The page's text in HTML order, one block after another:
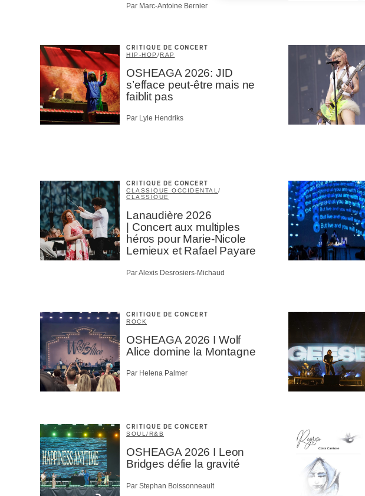
Par Marc-Antoine Bernier
CRITIQUE DE CONCERT
HIP-HOP /RAP
OSHEAGA 2026: JID
s’efface peut-être mais ne
faiblit pas
Par Lyle Hendriks
CRITIQUE DE CONCERT
CLASSIQUE OCCIDENTAL /
CLASSIQUE
Lanaudière 2026
| Concert aux multiples
héros pour Marie-Nicole
Lemieux et Rafael Payare
Par Alexis Desrosiers-Michaud
CRITIQUE DE CONCERT
ROCK
OSHEAGA 2026 I Wolf
Alice domine la Montagne
Par Helena Palmer
CRITIQUE DE CONCERT
SOUL/R&B
OSHEAGA 2026 I Leon
Bridges défie la gravité
Par Stephan Boissonneault